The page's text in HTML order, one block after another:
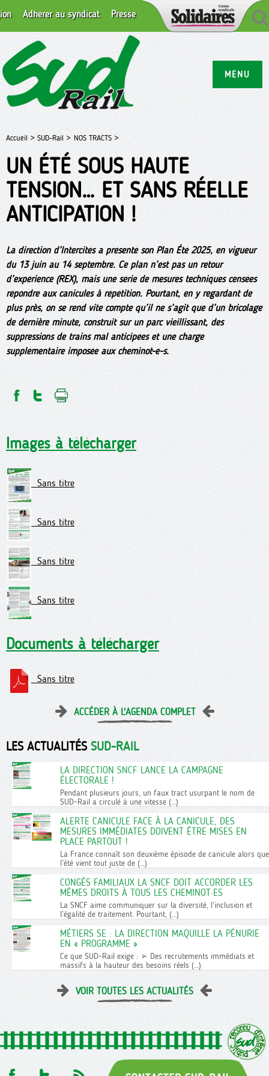
MENU
Adhérer au syndicat Presse
Accueil > SUD-Rail > NOS TRACTS >
UN ÉTÉ SOUS HAUTE
TENSION… ET SANS RÉELLE
ANTICIPATION !
La direction d’Intercités a présenté son Plan Été 2025, en vigueur
du 13 juin au 14 septembre. Ce plan n’est pas un retour
d’expérience (REX), mais une série de mesures techniques censées
répondre aux canicules à répétition. Pourtant, en y regardant de
plus près, on se rend vite compte qu’il ne s’agit que d’un bricolage
de dernière minute, construit sur un parc vieillissant, des
suppressions de trains mal anticipées et une charge
supplémentaire imposée aux cheminot-e-s.
Images à télécharger
Sans titre
Sans titre
Sans titre
Sans titre
Documents à télécharger
Sans titre
ACCÉDER À L'AGENDA COMPLET
LES ACTUALITÉS SUD-RAIL
LA DIRECTION SNCF LANCE LA CAMPAGNE
ÉLECTORALE !
Pendant plusieurs jours, un faux tract usurpant le nom de
SUD-Rail a circulé à une vitesse (…)
ALERTE CANICULE FACE À LA CANICULE, DES
MESURES IMMÉDIATES DOIVENT ÊTRE MISES EN
PLACE PARTOUT !
La France connaît son deuxième épisode de canicule alors que
l’été vient tout juste de (…)
CONGÉS FAMILIAUX LA SNCF DOIT ACCORDER LES
MÊMES DROITS À TOUS LES CHEMINOT·ES
La SNCF aime communiquer sur la diversité, l’inclusion et
l’égalité de traitement. Pourtant, (…)
MÉTIERS SE : LA DIRECTION MAQUILLE LA PÉNURIE
EN « PROGRAMME »
Ce que SUD-Rail exige : ➢ Des recrutements immédiats et
massifs à la hauteur des besoins réels (…)
VOIR TOUTES LES ACTUALITÉS